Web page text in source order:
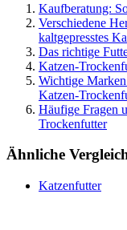
Kaufberatung:
Verschiedene
kaltgepresstes
Das richtige
Katzen-
Wichtige
Katzen-
Häufige Fragen
Trockenfutter
Ähnliche
Katzenfutter